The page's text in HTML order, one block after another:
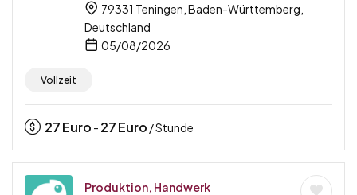
79331 Teningen, Baden-Württemberg,
Deutschland
05/08/2026
Vollzeit
27Euro - 27Euro / Stunde
Produktion, Handwerk